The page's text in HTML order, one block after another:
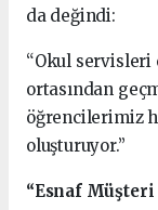
da değindi:
“Okul servisleri
ortasından
öğrencilerimiz
oluşturuyor.”
“Esnaf